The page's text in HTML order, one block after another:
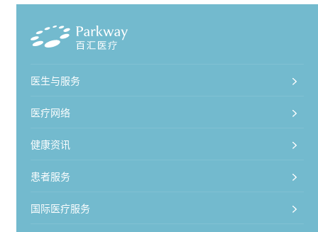
医生与服务
医疗网络
健康资讯
患者服务
国际医疗服务